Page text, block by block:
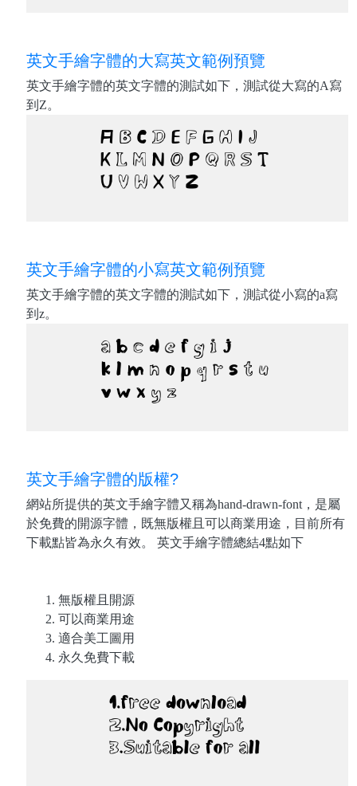
英文手繪字體的大寫英文範例預覽
英文手繪字體的英文字體的測試如下，測試從大寫的A寫
到Z。
英文手繪字體的小寫英文範例預覽
英文手繪字體的英文字體的測試如下，測試從小寫的a寫
到z。
英文手繪字體的版權?
網站所提供的英文手繪字體又稱為hand-drawn-font，是屬
於免費的開源字體，既無版權且可以商業用途，目前所有
下載點皆為永久有效。 英文手繪字體總結4點如下
無版權且開源
可以商業用途
適合美工圖用
永久免費下載